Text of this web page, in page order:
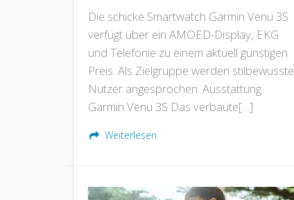
Die schicke Smartwatch Garmin Venu 3S
verfügt über ein AMOED-Display, EKG
und Telefonie zu einem aktuell günstigen
Preis. Als Zielgruppe werden stilbewusste
Nutzer angesprochen. Ausstattung
Garmin Venu 3S Das verbaute[…]
Weiterlesen